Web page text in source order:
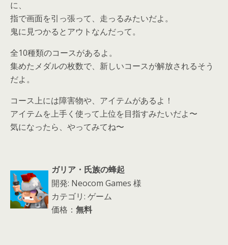
に、
指で画面を引っ張って、走っるみたいだよ。
鬼に見つかるとアウトなんだって。
全10種類のコースがあるよ。
集めたメダルの枚数で、新しいコースが解放されるそう
だよ。
コース上には障害物や、アイテムがあるよ！
アイテムを上手く使って上位を目指すみたいだよ〜
気になったら、やってみてね〜
ガリア・氏族の蜂起
開発: Neocom Games 様
カテゴリ: ゲーム
価格： 無料